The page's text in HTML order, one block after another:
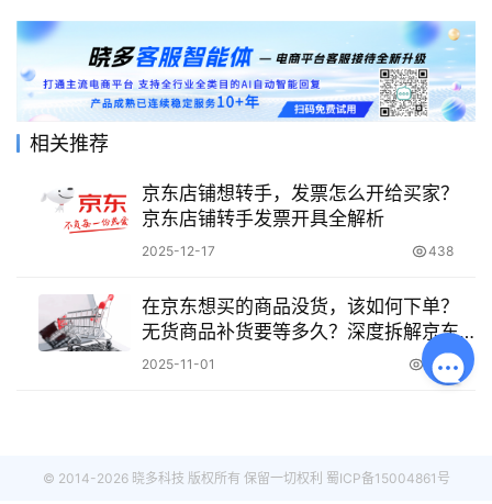
相关推荐
京东店铺想转手，发票怎么开给买家？
京东店铺转手发票开具全解析
2025-12-17 438
在京东想买的商品没货，该如何下单？
无货商品补货要等多久？深度拆解京东
补货机制，4种下单方案和高价抢购技巧
2025-11-01 2.4K
© 2014-2026 晓多科技 版权所有 保留一切权利 蜀ICP备15004861号